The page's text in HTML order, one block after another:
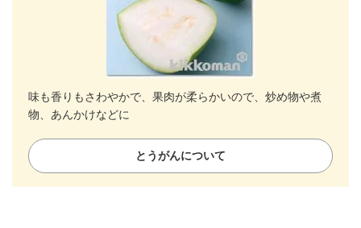
味も香りもさわやかで、果肉が柔らかいので、炒め物や煮
物、あんかけなどに
とうがんについて